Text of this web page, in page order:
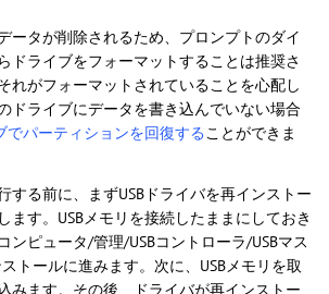
ータが削除されるため、プロンプトのダイ
ドライブをフォーマットすることは推奨さ
れがフォーマットされていることを心配し
ドライブにデータを書き込んでいない場合
でパーティションを回復することができま
する前に、まずUSBドライバを再インストー
ます。USBメモリを接続したままにしておき
ンピュータ/管理/USBコントローラ/USBマス
トールに進みます。次に、USBメモリを取
みます。その後、ドライバが再インストー